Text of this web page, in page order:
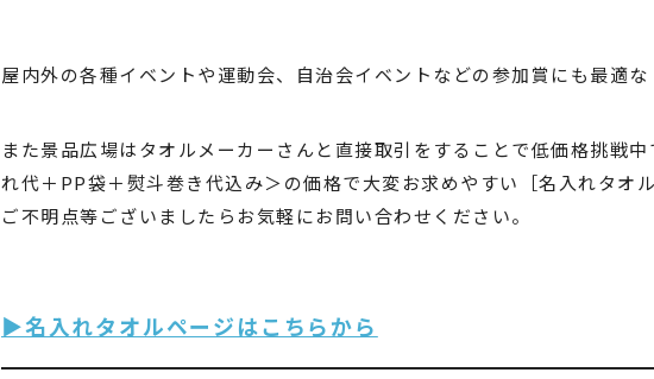
屋内外の各種イベントや運動会、自治会イベントなどの参加賞にも最適な
また景品広場はタオルメーカーさんと直接取引をすることで低価格挑戦
れ代＋PP袋＋熨斗巻き代込み＞の価格で大変お求めやすい［名入れタオ
ご不明点等ございましたらお気軽にお問い合わせください。
▶名入れタオルページはこちらから